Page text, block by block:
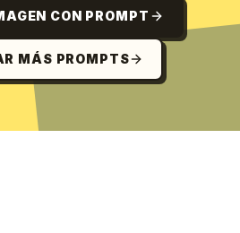
CON PROMPT
MÁS PROMPTS